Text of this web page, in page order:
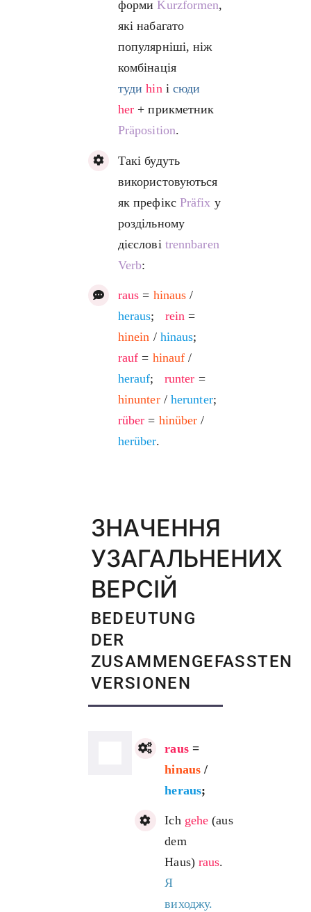
формиKurzformen,
які набагато
популярніші, ніж
комбінація
туди hinі сюди
her + прикметник
Präposition.
Такі будуть
використовуються
як префікс Präfix у
роздільному
дієслові trennbaren
Verb:
raus = hinaus /
heraus; rein =
hinein / hinaus;
rauf = hinauf /
herauf; runter =
hinunter/ herunter;
rüber = hinüber /
herüber.
ЗНАЧЕННЯ
УЗАГАЛЬНЕНИХ
ВЕРСІЙ
BEDEUTUNG
DER
ZUSAMMENGEFASSTEN
VERSIONEN
raus =
hinaus/
heraus;
Ich gehe (aus
dem
Haus) raus.
Я
виходжу.